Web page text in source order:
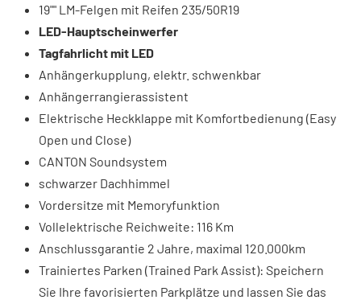
19"" LM-Felgen mit Reifen 235/50R19
LED-Hauptscheinwerfer
Tagfahrlicht mit LED
Anhängerkupplung, elektr. schwenkbar
Anhängerrangierassistent
Elektrische Heckklappe mit Komfortbedienung (Easy
Open und Close)
CANTON Soundsystem
schwarzer Dachhimmel
Vordersitze mit Memoryfunktion
Vollelektrische Reichweite: 116 Km
Anschlussgarantie 2 Jahre, maximal 120.000km
Trainiertes Parken (Trained Park Assist): Speichern
Sie Ihre favorisierten Parkplätze und lassen Sie das